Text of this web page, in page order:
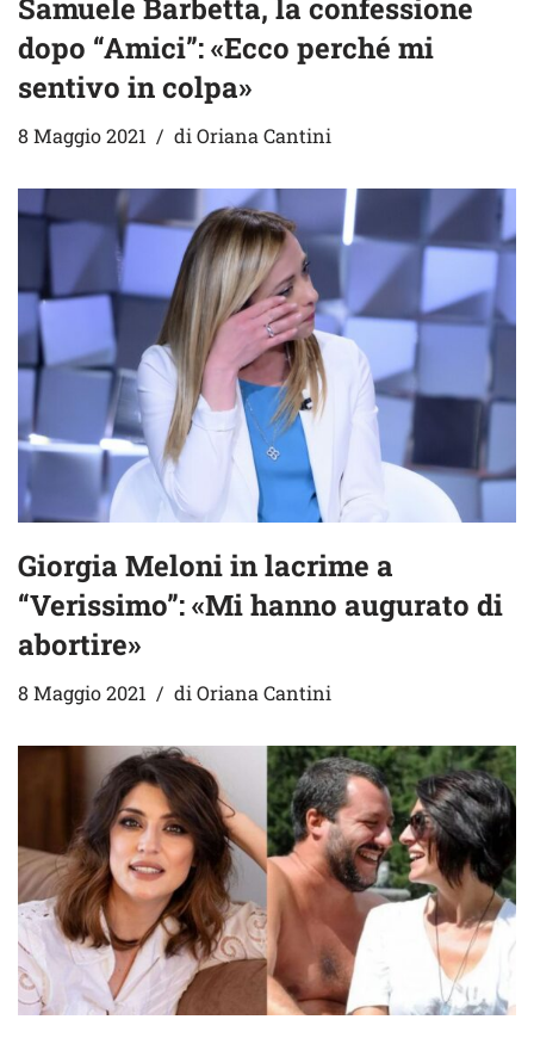
Samuele Barbetta, la confessione
dopo “Amici”: «Ecco perché mi
sentivo in colpa»
8 Maggio 2021 di Oriana Cantini
Giorgia Meloni in lacrime a
“Verissimo”: «Mi hanno augurato di
abortire»
8 Maggio 2021 di Oriana Cantini